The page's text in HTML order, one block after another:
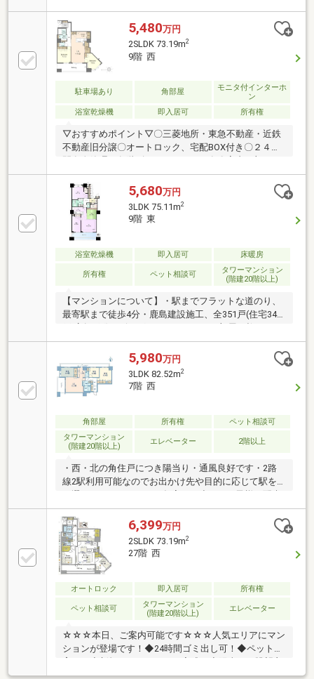
入・ご売却・お買替え全てをサポート致します■東宝
ハウスNEXTアフターサポート専門のグループ会社。
ライフパートナー（FP資格）が住まいの問題点や暮ら
しの不安を解消します■東宝ハウスフィナンシャル不
動産仲介業初の住信SBIネット銀行支店。金利と保障
ます■未来カレンダー東宝ハウス独自開発のライフシ
視える化し、将来のリスクや不安を対策します
5,480万円
2SLDK 73.19m2
9階 西
駐車場あり 角部屋
モニタ付インターホ
ン
浴室乾燥機
即入居可 所有権
▽おすすめポイント▽〇三菱地所・東急不動産・近鉄
不動産旧分譲〇オートロック、宅配BOX付き〇２４時
ォーム済〇角住戸 陽当たり・眺望良好〇リビング床
暖房、浴室に浴室乾燥機、追い炊き機能あり〇ペット
飼育可能（飼育細則有）☆共有施設 キッズルーム・
シアタールーム・ゲストルーム・ビューラウンジ・フ
ロントサービス当社は「いい不動産の取引をいいエー
ジェントから」をモットーにお住まい探しをサポート
させて頂いております。第三者目線の観点から専門の
ファイナンシャルプランナーによる無料相談も承って
おりますので、お気軽にお問合せ下さい。
5,680万円
3LDK 75.11m2
9階 東
浴室乾燥機 即入居可 床暖房
所有権 ペット相談可
タワーマンション
(階建20階以上)
【マンションについて】・駅までフラットな道のり、
最寄駅まで徒歩4分・鹿島建設施工、全351戸(住宅344
アウトフレーム工法・ペット飼育可能（飼育細則あ
り）・24時間ごみ出し可能・充実の共用施設（一部有
料）ゲストルーム、シアタールーム、キッズルーム、
ビューラウンジ【お部屋について】・全居室5畳以
上、全居室に収納あり・室内に柱がなく、家具の配置
き込みがなくお部屋を温め可能・1418タイプの浴槽、
浴室暖房・換気システムあり・窓が多く、明るく開放
的な室内・陽当たり、通風良好
5,980万円
3LDK 82.52m2
7階 西
角部屋 所有権
ペット相談可
タワーマンション
(階建20階以上)
エレベーター 2階以上
・西・北の角住戸につき陽当り・通風良好です・2路
線2駅利用可能なのでお出かけ先や目的に応じて駅を
した床の段差の少ないフラットフロア設計です・ディ
スポーザー付きなので生ごみをシンクで粉砕し、手早
く処分することが可能です・浴室暖房換気乾燥機は寒
い冬はもちろん、雨の日の洗濯乾燥にも活躍します・
追い焚き機能付きのフルオートバスシステム・スロッ
プシンク付きのバルコニーはガーデニングやお掃除に
便利です・大切なペットと一緒に暮らせます（規約等
6,399万円
2SLDK 73.19m2
27階 西
オートロック 即入居可 所有権
ペット相談可
タワーマンション
(階建20階以上)
エレベーター
☆☆☆本日、ご案内可能です☆☆☆人気エリアにマン
ションが登場です！◆24時間ゴミ出し可！◆ペット飼
好♪